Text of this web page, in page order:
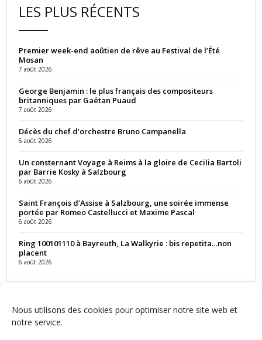
Nous utilisons des cookies pour optimiser notre site web et
notre service.
LES PLUS RÉCENTS
Premier week-end aoûtien de rêve au Festival de l’Été
Mosan
7 août 2026
George Benjamin : le plus français des compositeurs
britanniques par Gaëtan Puaud
7 août 2026
Décès du chef d’orchestre Bruno Campanella
6 août 2026
Un consternant Voyage à Reims à la gloire de Cecilia Bartoli
par Barrie Kosky à Salzbourg
6 août 2026
Saint François d’Assise à Salzbourg, une soirée immense
portée par Romeo Castellucci et Maxime Pascal
6 août 2026
Ring 100101110 à Bayreuth, La Walkyrie : bis repetita…non
placent
6 août 2026